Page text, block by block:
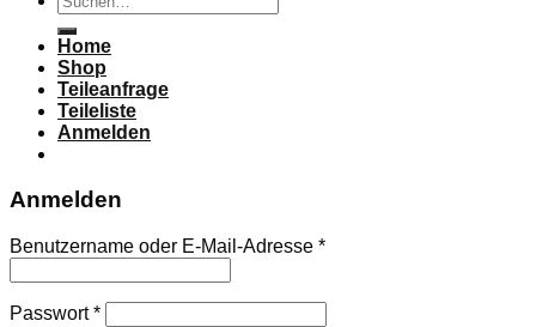
nach:
Home
Shop
Teileanfrage
Teileliste
Anmelden
Anmelden
Benutzername oder E-Mail-Adresse *
Passwort*